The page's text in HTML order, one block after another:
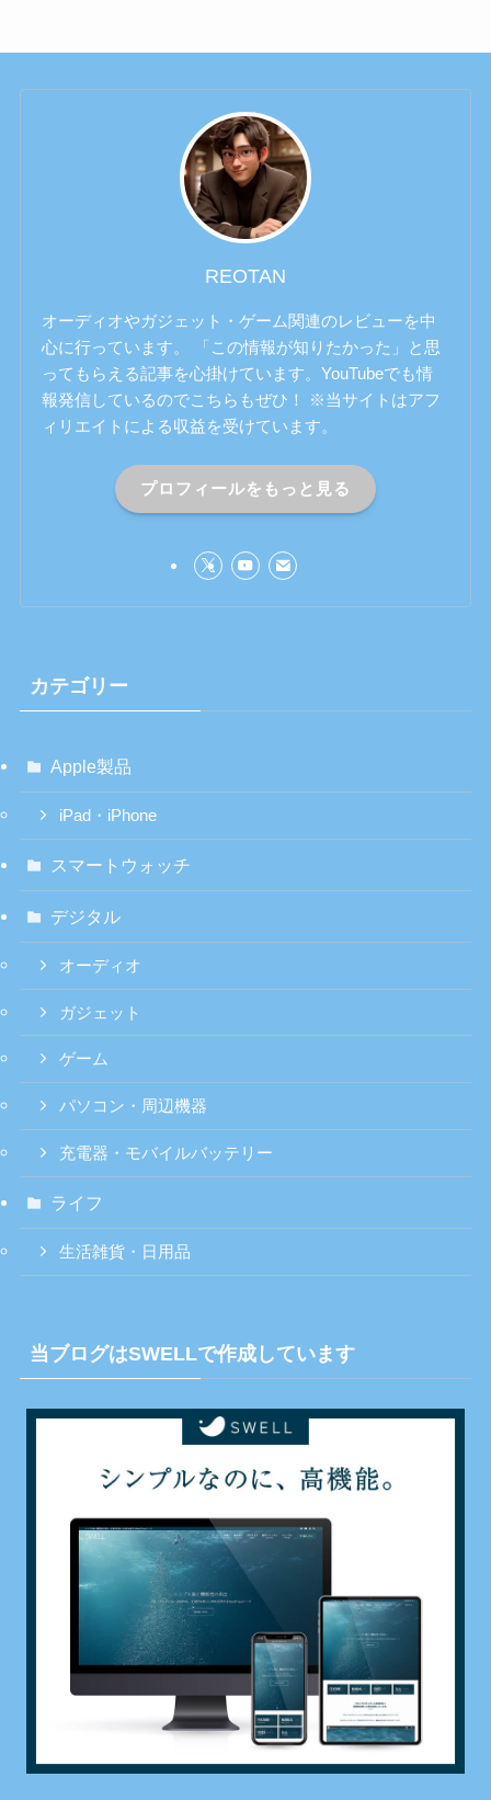
REOTAN
オーディオやガジェット・ゲーム関連のレビューを中
心に行っています。 「この情報が知りたかった」と思
ってもらえる記事を心掛けています。YouTubeでも情
報発信しているのでこちらもぜひ！ ※当サイトはアフ
ィリエイトによる収益を受けています。
プロフィールをもっと見る
カテゴリー
Apple製品
iPad・iPhone
スマートウォッチ
デジタル
オーディオ
ガジェット
ゲーム
パソコン・周辺機器
充電器・モバイルバッテリー
ライフ
生活雑貨・日用品
当ブログはSWELLで作成しています